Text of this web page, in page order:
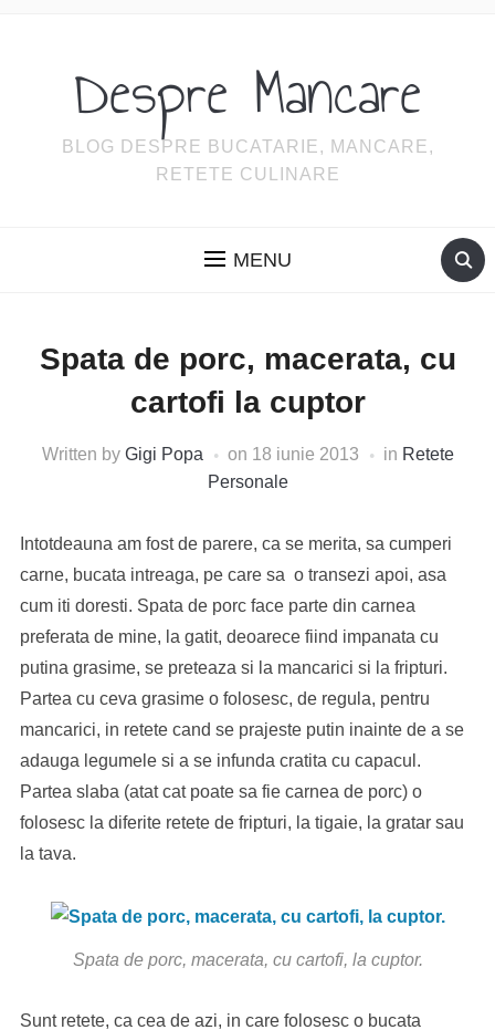
Despre Mancare
BLOG DESPRE BUCATARIE, MANCARE,
RETETE CULINARE
MENU
Spata de porc, macerata, cu
cartofi la cuptor
Written by Gigi Popa on 18 iunie 2013 in Retete
Personale
Intotdeauna am fost de parere, ca se merita, sa cumperi
carne, bucata intreaga, pe care sa o transezi apoi, asa
cum iti doresti. Spata de porc face parte din carnea
preferata de mine, la gatit, deoarece fiind impanata cu
putina grasime, se preteaza si la mancarici si la fripturi.
Partea cu ceva grasime o folosesc, de regula, pentru
mancarici, in retete cand se prajeste putin inainte de a se
adauga legumele si a se infunda cratita cu capacul.
Partea slaba (atat cat poate sa fie carnea de porc) o
folosesc la diferite retete de fripturi, la tigaie, la gratar sau
la tava.
Spata de porc, macerata, cu cartofi, la cuptor.
Sunt retete, ca cea de azi, in care folosesc o bucata